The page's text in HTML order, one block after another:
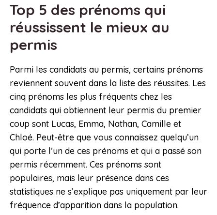
Top 5 des prénoms qui
réussissent le mieux au
permis
Parmi les candidats au permis, certains prénoms
reviennent souvent dans la liste des réussites. Les
cinq prénoms les plus fréquents chez les
candidats qui obtiennent leur permis du premier
coup sont Lucas, Emma, Nathan, Camille et
Chloé. Peut-être que vous connaissez quelqu’un
qui porte l’un de ces prénoms et qui a passé son
permis récemment. Ces prénoms sont
populaires, mais leur présence dans ces
statistiques ne s’explique pas uniquement par leur
fréquence d’apparition dans la population.